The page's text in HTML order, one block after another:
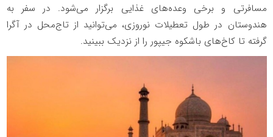
مسافرتی و برخی وعده‌های غذایی برگزار می‌شود. در سفر به
هندوستان در طول تعطیلات نوروزی، می‌توانید از تاج‌محل در آگرا
گرفته تا کاخ‌های باشکوه جیپور را از نزدیک ببینید.